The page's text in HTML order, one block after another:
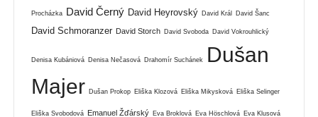
Procházka David Černý David Heyrovský David Král David Šanc
David Schmoranzer David Storch David Svoboda David Vokrouhlický
Denisa Kubániová Denisa Nečasová Drahomír Suchánek
Dušan
Majer Dušan Prokop Eliška Klozová Eliška Mikysková Eliška Selinger
Eliška Svobodová Emanuel Žďárský Eva Broklová Eva Höschlová Eva Klusová